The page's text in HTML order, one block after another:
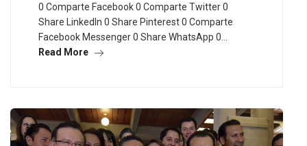
0 Comparte Facebook 0 Comparte Twitter 0
Share LinkedIn 0 Share Pinterest 0 Comparte
Facebook Messenger 0 Share WhatsApp 0…
Read More